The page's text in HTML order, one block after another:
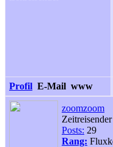
Profil E-Mail www
zoomzoom
Zeitreisender
Posts: 29
Rang: